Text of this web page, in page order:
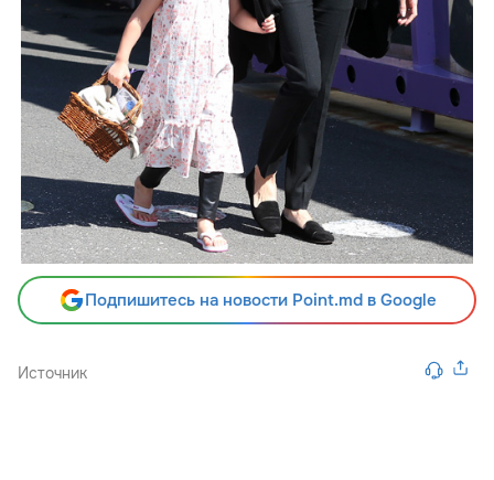
Подпишитесь на новости Point.md в Google
Источник